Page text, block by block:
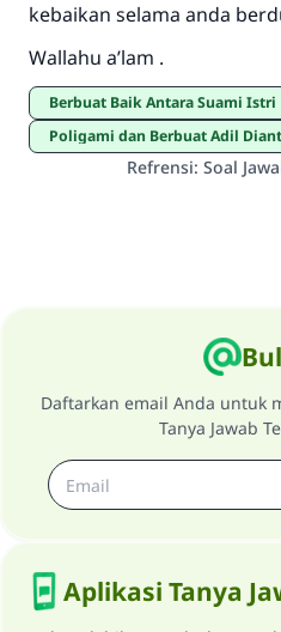
kebaikan selama anda
Wallahu a’lam .
Berbuat Baik Antara Suami Istri
Poligami dan Berbuat Adil Diantara Istri-
Refrensi: Soal
Daftarkan email Anda untuk
Tanya Jawab
Aplikasi Tanya